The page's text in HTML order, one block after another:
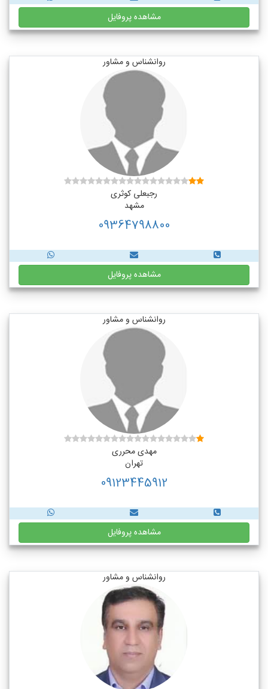
مشاهده پروفایل
روانشناس و مشاور
رجبعلی کوثری
مشهد
09364798800
مشاهده پروفایل
روانشناس و مشاور
مهدی محرری
تهران
09123445912
مشاهده پروفایل
روانشناس و مشاور